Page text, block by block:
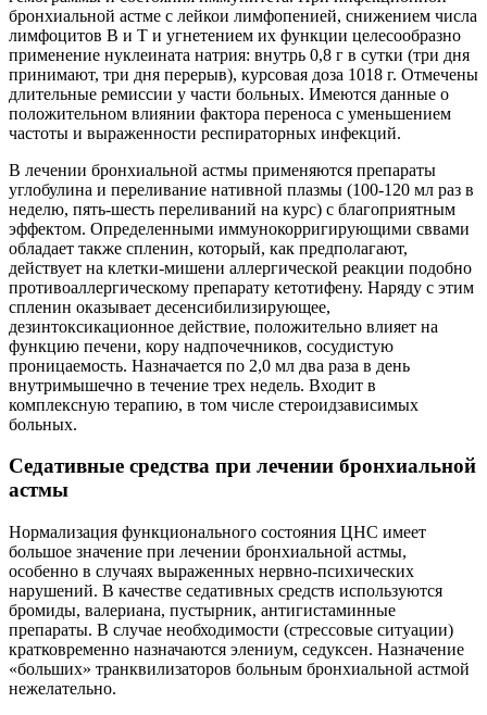
бронхиальной астме с лейкои лимфопенией, снижением числа
лимфоцитов В и Т и угнетением их функции целесообразно
применение нуклеината натрия: внутрь 0,8 г в сутки (три дня
принимают, три дня перерыв), курсовая доза 1018 г. Отмечены
длительные ремиссии у части больных. Имеются данные о
положительном влиянии фактора переноса с уменьшением
частоты и выраженности респираторных инфекций.
В лечении бронхиальной астмы применяются препараты
углобулина и переливание нативной плазмы (100-120 мл раз в
неделю, пять-шесть переливаний на курс) с благоприятным
эффектом. Определенными иммунокорригирующими сввами
обладает также спленин, который, как предполагают,
действует на клетки-мишени аллергической реакции подобно
противоаллергическому препарату кетотифену. Наряду с этим
спленин оказывает десенсибилизирующее,
дезинтоксикационное действие, положительно влияет на
функцию печени, кору надпочечников, сосудистую
проницаемость. Назначается по 2,0 мл два раза в день
внутримышечно в течение трех недель. Входит в
комплексную терапию, в том числе стероидзависимых
больных.
Седативные средства при лечении бронхиальной
астмы
Нормализация функционального состояния ЦНС имеет
большое значение при лечении бронхиальной астмы,
особенно в случаях выраженных нервно-психических
нарушений. В качестве седативных средств используются
бромиды, валериана, пустырник, антигистаминные
препараты. В случае необходимости (стрессовые ситуации)
кратковременно назначаются элениум, седуксен. Назначение
«больших» транквилизаторов больным бронхиальной астмой
нежелательно.